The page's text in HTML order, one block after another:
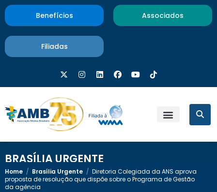
Benefícios Associados
Filiadas
BRASÍLIA URGENTE
Home / Brasília Urgente / Diretoria Colegiada da ANS aprova
proposta de resolução que dispõe sobre o Programa de Gestão
da agência